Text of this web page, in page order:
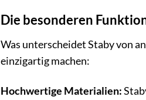
Die besonderen
Was unterscheidet Staby von
einzigartig machen:
Hochwertige Materialien: